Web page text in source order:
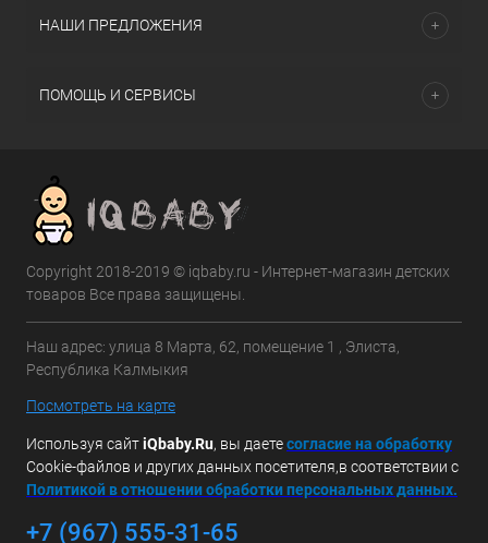
НАШИ ПРЕДЛОЖЕНИЯ
ПОМОЩЬ И СЕРВИСЫ
Copyright 2018-2019 © iqbaby.ru - Интернет-магазин детских
товаров Все права защищены.
Наш адрес: улица 8 Марта, 62, помещение 1 , Элиста,
Республика Калмыкия
Посмотреть на карте
Используя сайтiQbaby.Ru, вы даетесогласие на обработку
Cookie-файлов и других данных посетителя,в соответствии с
Политикой в отношении обработки персональных данных.
+7 (967) 555-31-65